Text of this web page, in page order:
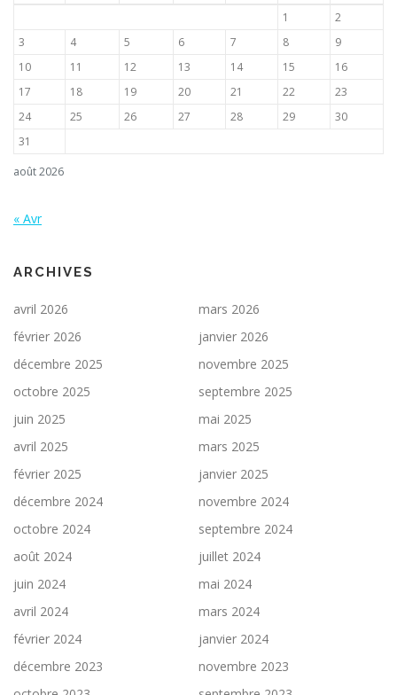
août 2026
1
2
3
4 5 6 7 8
9
10
11 12 13 14 15
16
17
18 19 20 21 22
23
24
25 26 27 28 29
30
31
« Avr
ARCHIVES
avril 2026
mars 2026
février 2026
janvier 2026
décembre 2025
novembre 2025
octobre 2025
septembre 2025
juin 2025
mai 2025
avril 2025
mars 2025
février 2025
janvier 2025
décembre 2024
novembre 2024
octobre 2024
septembre 2024
août 2024
juillet 2024
juin 2024
mai 2024
avril 2024
mars 2024
février 2024
janvier 2024
décembre 2023
novembre 2023